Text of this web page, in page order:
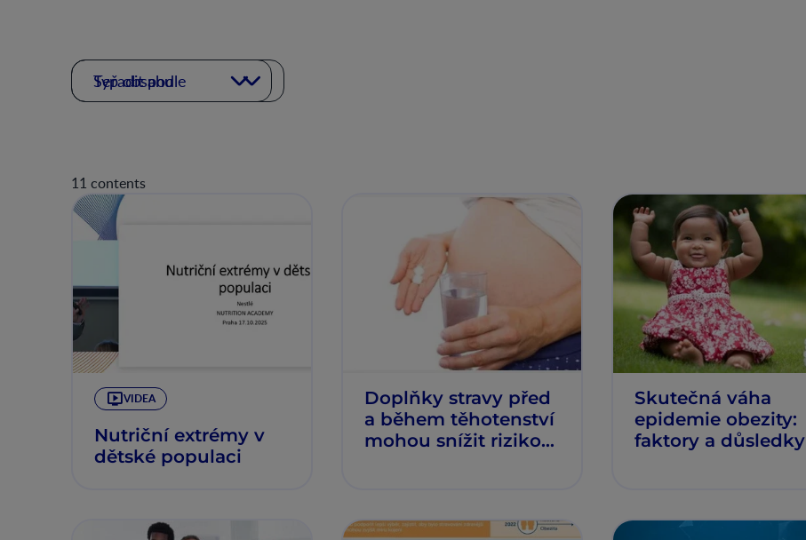
Typ obsahu
Seřadit podle
11 contents
VIDEA
Nutriční extrémy v
dětské populaci
Doplňky stravy před
a během těhotenství
mohou snížit riziko
Skutečná váha
epidemie obezity:
faktory a důsledky